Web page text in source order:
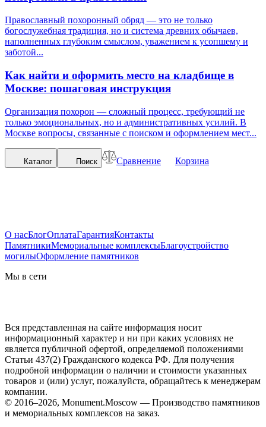
Православный похоронный обряд — это не только
богослужебная традиция, но и система древних обычаев,
наполненных глубоким смыслом, уважением к усопшему и
заботой...
Как найти и оформить место на кладбище в
Москве: пошаговая инструкция
Организация похорон — сложный процесс, требующий не
только эмоциональных, но и административных усилий. В
Москве вопросы, связанные с поиском и оформлением мест...
Каталог Поиск Сравнение Корзина
О насБлогОплатаГарантияКонтакты
ПамятникиМемориальные комплексыБлагоустройство
могилыОформление памятников
Мы в сети
Вся представленная на сайте информация носит
информационный характер и ни при каких условиях не
является публичной офертой, определяемой положениями
Статьи 437(2) Гражданского кодекса РФ. Для получения
подробной информации о наличии и стоимости указанных
товаров и (или) услуг, пожалуйста, обращайтесь к менеджерам
компании.
© 2016–2026, Monument.Moscow — Производство памятников
и мемориальных комплексов на заказ.